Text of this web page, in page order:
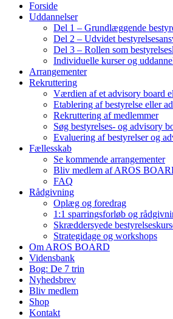
Forside
Uddannelser
Del 1 – Grundlæggende
Del 2 – Udvidet
Del 3 – Rollen som
Individuelle kurser og
Arrangementer
Rekruttering
Værdien af et advisory board
Etablering af bestyrelse eller
Rekruttering af medlemmer
Søg bestyrelses- og advisory
Evaluering af bestyrelser og
Fællesskab
Se kommende arrangementer
Bliv medlem af AROS
FAQ
Rådgivning
Oplæg og foredrag
1:1 sparringsforløb og
Skræddersyede
Strategidage og workshops
Om AROS BOARD
Vidensbank
Bog: De 7 trin
Nyhedsbrev
Bliv medlem
Shop
Kontakt